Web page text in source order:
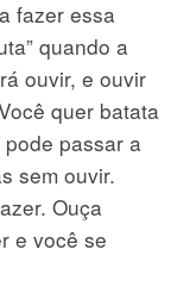
fazer essa
quando a
ouvir, e ouvir
quer batata
passar a
sem ouvir.
Ouça
e você se